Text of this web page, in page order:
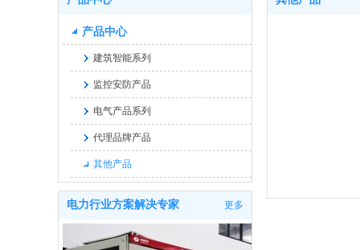
产品中心
建筑智能系列
监控安防产品
电气产品系列
代理品牌产品
其他产品
电力行业方案解决专家 更多